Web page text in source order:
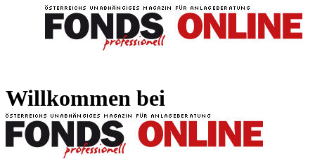
Willkommen bei